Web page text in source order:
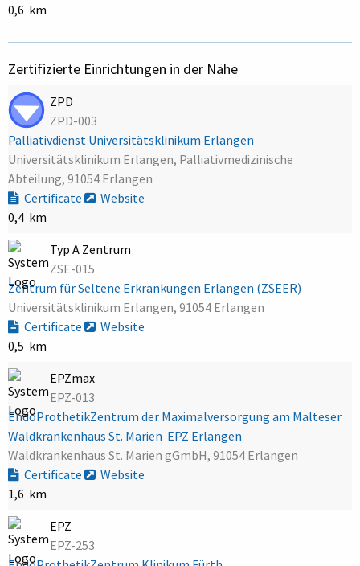
0,6 km
Zertifizierte Einrichtungen in der Nähe
ZPD
ZPD-003
Palliativdienst Universitätsklinikum Erlangen
Universitätsklinikum Erlangen, Palliativmedizinische
Abteilung, 91054 Erlangen
Certificate
Website
0,4 km
Typ A Zentrum
ZSE-015
Zentrum für Seltene Erkrankungen Erlangen (ZSEER)
Universitätsklinikum Erlangen, 91054 Erlangen
Certificate
Website
0,5 km
EPZmax
EPZ-013
EndoProthetikZentrum der Maximalversorgung am Malteser
Waldkrankenhaus St. Marien  EPZ Erlangen
Waldkrankenhaus St. Marien gGmbH, 91054 Erlangen
Certificate
Website
1,6 km
EPZ
EPZ-253